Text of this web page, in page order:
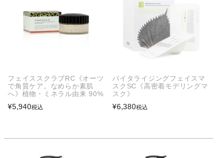
フェイススクラブRC《オーツ
で角質ケア。なめらか素肌
へ》植物・ミネラル由来 90%
¥5,940税込
バイタライジングフェイスマ
スクSC《高密着モデリングマ
スク》
¥6,380税込